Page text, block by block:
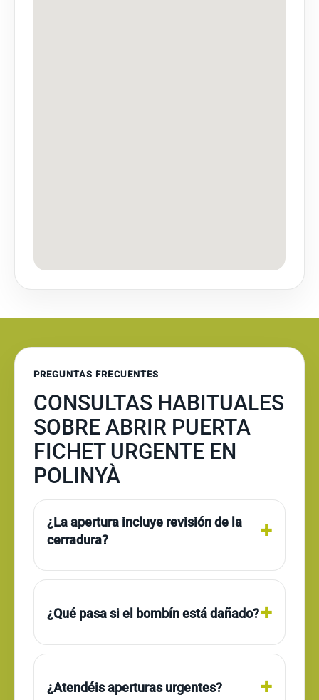
PREGUNTAS FRECUENTES
CONSULTAS HABITUALES
SOBRE ABRIR PUERTA
FICHET URGENTE EN
POLINYÀ
¿La apertura incluye revisión de la
cerradura?
¿Qué pasa si el bombín está dañado?
¿Atendéis aperturas urgentes?